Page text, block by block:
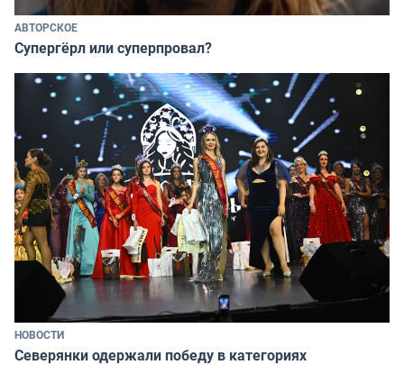
АВТОРСКОЕ
Супергёрл или суперпровал?
НОВОСТИ
Северянки одержали победу в категориях